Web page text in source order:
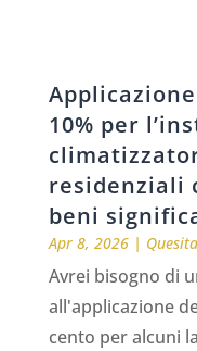
10% per
residenziali
beni
Apr 8, 2026|
Avrei bisogno di
all'applicazione
cento per alcuni